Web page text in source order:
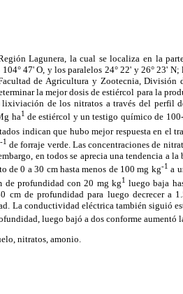
Lagunera, la cual se localiza en la
47' O, y los paralelos 24° 22' y 26° 23'
de Agricultura y Zootecnia, División
la mejor dosis de estiércol para la
de los nitratos a través del perfil
ha1 de estiércol y un testigo químico de
indican que hubo mejor respuesta en el
-1 de forraje verde. Las concentraciones de
en todos se aprecia una tendencia a
de 0 a 30 cm hasta menos de 100 mg kg-1 a
de profundidad con 20 mg kg1 luego baja
cm de profundidad para luego decrecer a
La conductividad eléctrica también siguió
luego bajó a dos conforme aumentó
nitratos, amonio.